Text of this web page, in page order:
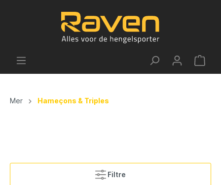
Mer Hameçons & Triples
Filtre